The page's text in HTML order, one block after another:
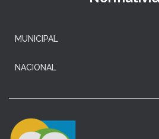
MUNICIPAL
NACIONAL